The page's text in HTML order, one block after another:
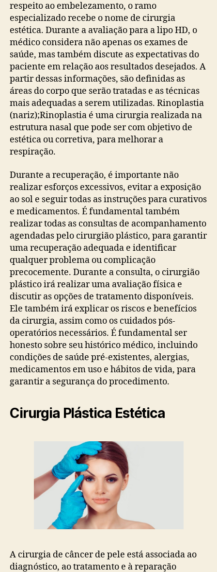
respeito ao embelezamento, o ramo
especializado recebe o nome de cirurgia
estética. Durante a avaliação para a lipo HD, o
médico considera não apenas os exames de
saúde, mas também discute as expectativas do
paciente em relação aos resultados desejados. A
partir dessas informações, são definidas as
áreas do corpo que serão tratadas e as técnicas
mais adequadas a serem utilizadas. Rinoplastia
(nariz);Rinoplastia é uma cirurgia realizada na
estrutura nasal que pode ser com objetivo de
estética ou corretiva, para melhorar a
respiração.
Durante a recuperação, é importante não
realizar esforços excessivos, evitar a exposição
ao sol e seguir todas as instruções para curativos
e medicamentos. É fundamental também
realizar todas as consultas de acompanhamento
agendadas pelo cirurgião plástico, para garantir
uma recuperação adequada e identificar
qualquer problema ou complicação
precocemente. Durante a consulta, o cirurgião
plástico irá realizar uma avaliação física e
discutir as opções de tratamento disponíveis.
Ele também irá explicar os riscos e benefícios
da cirurgia, assim como os cuidados pós-
operatórios necessários. É fundamental ser
honesto sobre seu histórico médico, incluindo
condições de saúde pré-existentes, alergias,
medicamentos em uso e hábitos de vida, para
garantir a segurança do procedimento.
Cirurgia Plástica Estética
A cirurgia de câncer de pele está associada ao
diagnóstico, ao tratamento e à reparação